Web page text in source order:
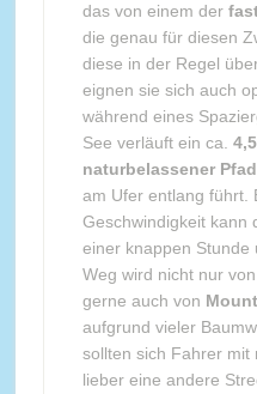
das von einem der
die genau für diesen
diese in der Regel
eignen sie sich auch
während eines
See verläuft ein ca.
naturbelassener Pfad
am Ufer entlang führt.
Geschwindigkeit kann
einer knappen Stunde
Weg wird nicht nur
gerne auch von
aufgrund vieler
sollten sich Fahrer
lieber eine andere